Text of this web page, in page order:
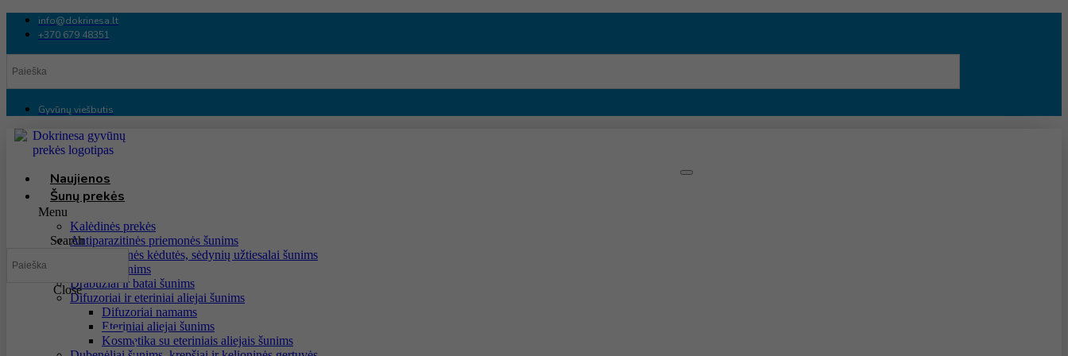
info@dokrinesa.lt
+370 679 48351
Gyvūnų viešbutis
Naujienos
Šunų prekės
Menu
Kalėdinės prekės
Antiparazitinės priemonės šunims
Automobilinės kėdutės, sėdynių užtiesalai šunims
Baseinai šunims
Drabužiai ir batai šunims
Difuzoriai ir eteriniai aliejai šunims
Difuzoriai namams
Eteriniai aliejai šunims
Kosmetika su eteriniais aliejais šunims
Search
Close